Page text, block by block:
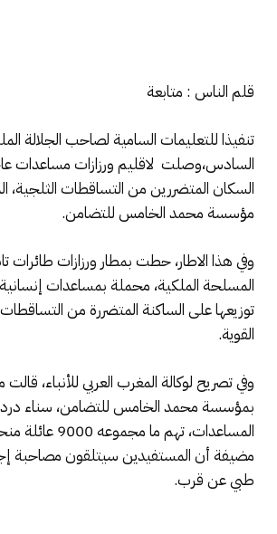
قلم الناس : متابعة
تنفيذا للتعليمات السامية لصاحب الجلالة
السادس،وصلت لاقليم ورزازات مساعدات
السكان المتضررين من التساقطات
مؤسسة محمد الخامس للتضامن.
وفي هذا الاطار، حطت بمطار ورزازات طائرات
المسلحة الملكية، محملة بمساعدات
توزيعها على الساكنة المتضررة من
القوية.
وفي تصريح لوكالة المغرب العربي للأنباء، قالت
بمؤسسة محمد الخامس للتضامن، سناء
مضيفة أن المستفيدين سيتلقون مصاحبة
طبي عن قرب.